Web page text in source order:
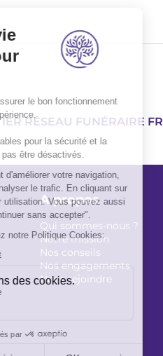
1ER RÉSEAU FUNÉRAIRE
A propos
Qui sommes-nous ?
Notre mission
Nos conseils
Nos engagements
Nous rejoindre